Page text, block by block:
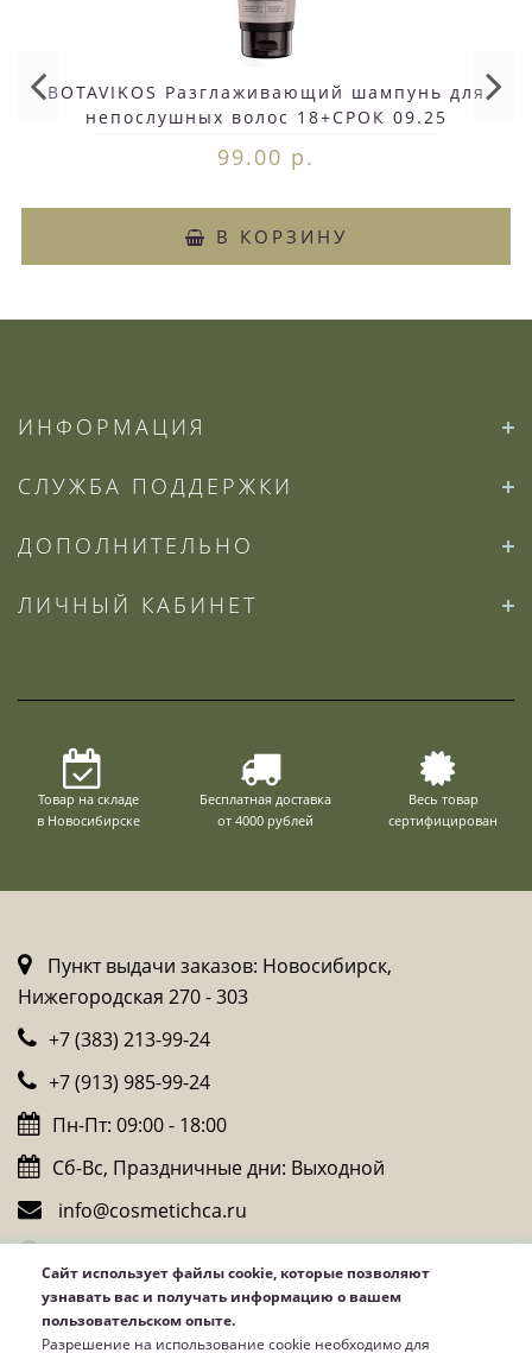
BOTAVIKOS Разглаживающий шампунь для
непослушных волос 18+СРОК 09.25
99.00 р.
В КОРЗИНУ
Сайт использует файлы cookie, которые позволяют
узнавать вас и получать информацию о вашем
пользовательском опыте.
Разрешение на использование cookie необходимо для
ИНФОРМАЦИЯ
СЛУЖБА ПОДДЕРЖКИ
ДОПОЛНИТЕЛЬНО
ЛИЧНЫЙ КАБИНЕТ
Товар на складе
в Новосибирске
Бесплатная доставка
от 4000 рублей
Весь товар
сертифицирован
Пункт выдачи заказов: Новосибирск,
Нижегородская 270 - 303
+7 (383) 213-99-24
+7 (913) 985-99-24
Пн-Пт: 09:00 - 18:00
Сб-Вс, Праздничные дни: Выходной
info@cosmetichca.ru
Telegram
Viber